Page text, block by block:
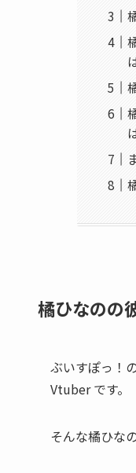
橘ひなのの
ぶいすぽっ！
Vtuber です。
そんな橘ひな